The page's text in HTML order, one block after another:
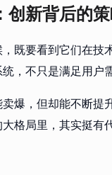
创新背后的
既要看到它们在
，不只是满足用户
爆，但却能不断
格局里，其实挺有